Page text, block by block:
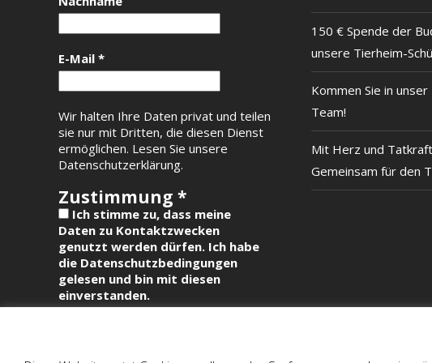
E-Mail *
Wir halten Ihre Daten privat und teilen
sie nur mit Dritten, die diesen Dienst
ermöglichen. Lesen Sie unsere
Datenschutzerklärung.
Zustimmung *
Ich stimme zu, dass meine
Daten zu Kontaktzwecken
genutzt werden dürfen. Ich habe
die Datenschutzbedingungen
gelesen und bin mit diesen
einverstanden.
150 € Spende der
unsere Tierheim-
Kommen Sie in
Team!
Mit Herz und
Gemeinsam für den